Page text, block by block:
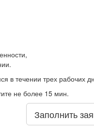
в течении трех рабочих
не более 15 мин.
Заполнить